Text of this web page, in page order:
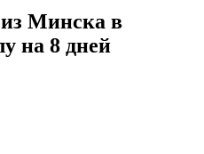
Минска в
на 8 дней